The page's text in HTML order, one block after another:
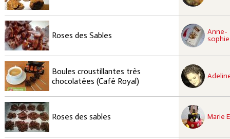
Roses des Sables
Anne-
sophie
recette approuvées
Boules croustillantes très
chocolatées (Café Royal)
recette approuvées
Roses des sables Marie
recette approuvées